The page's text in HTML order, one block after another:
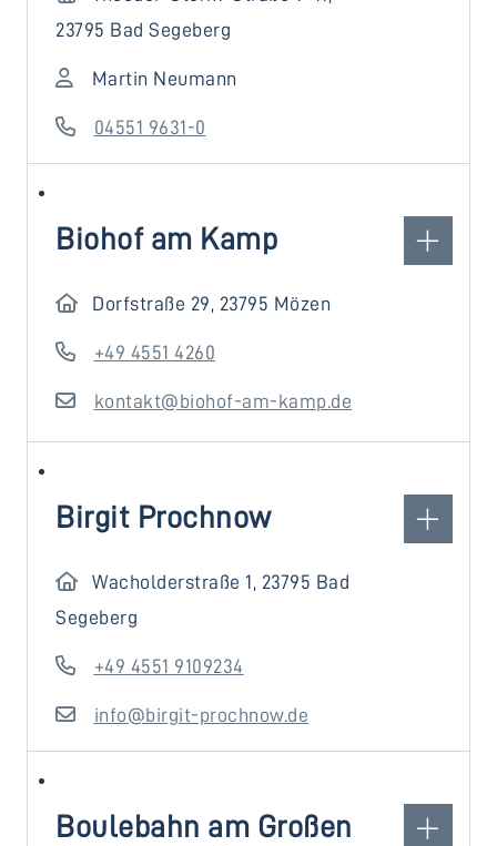
23795 Bad Segeberg
Martin Neumann
04551 9631-0
Biohof am Kamp
Dorfstraße 29, 23795 Mözen
+49 4551 4260
kontakt@biohof-am-kamp.de
Birgit Prochnow
Wacholderstraße 1, 23795 Bad
Segeberg
+49 4551 9109234
info@birgit-prochnow.de
Boulebahn am Großen